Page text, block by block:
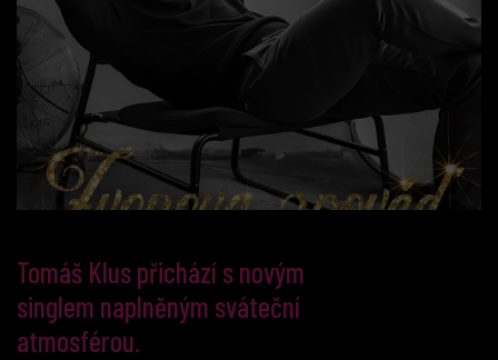
Tomáš Klus přichází s novým
singlem naplněným sváteční
atmosférou.